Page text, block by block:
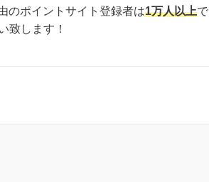
のポイントサイト登録者は1万人以上で
致します！